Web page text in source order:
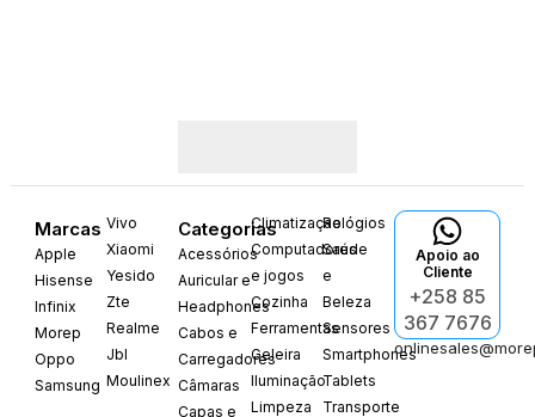
Marcas
Apple
Hisense
Infinix
Morep
Oppo
Samsung
Vivo
Xiaomi
Yesido
Zte
Realme
Jbl
Moulinex
Categorias
Acessórios
Auricular e
Headphones
Cabos e
Carregadores
Câmaras
Capas e
Climatização
Computadores
e jogos
Cozinha
Ferramentas
Geleira
Iluminação
Limpeza
Relógios
Saúde
e
Beleza
Sensores
Smartphones
Tablets
Transporte
Apoio ao
Cliente
+258 85
367 7676